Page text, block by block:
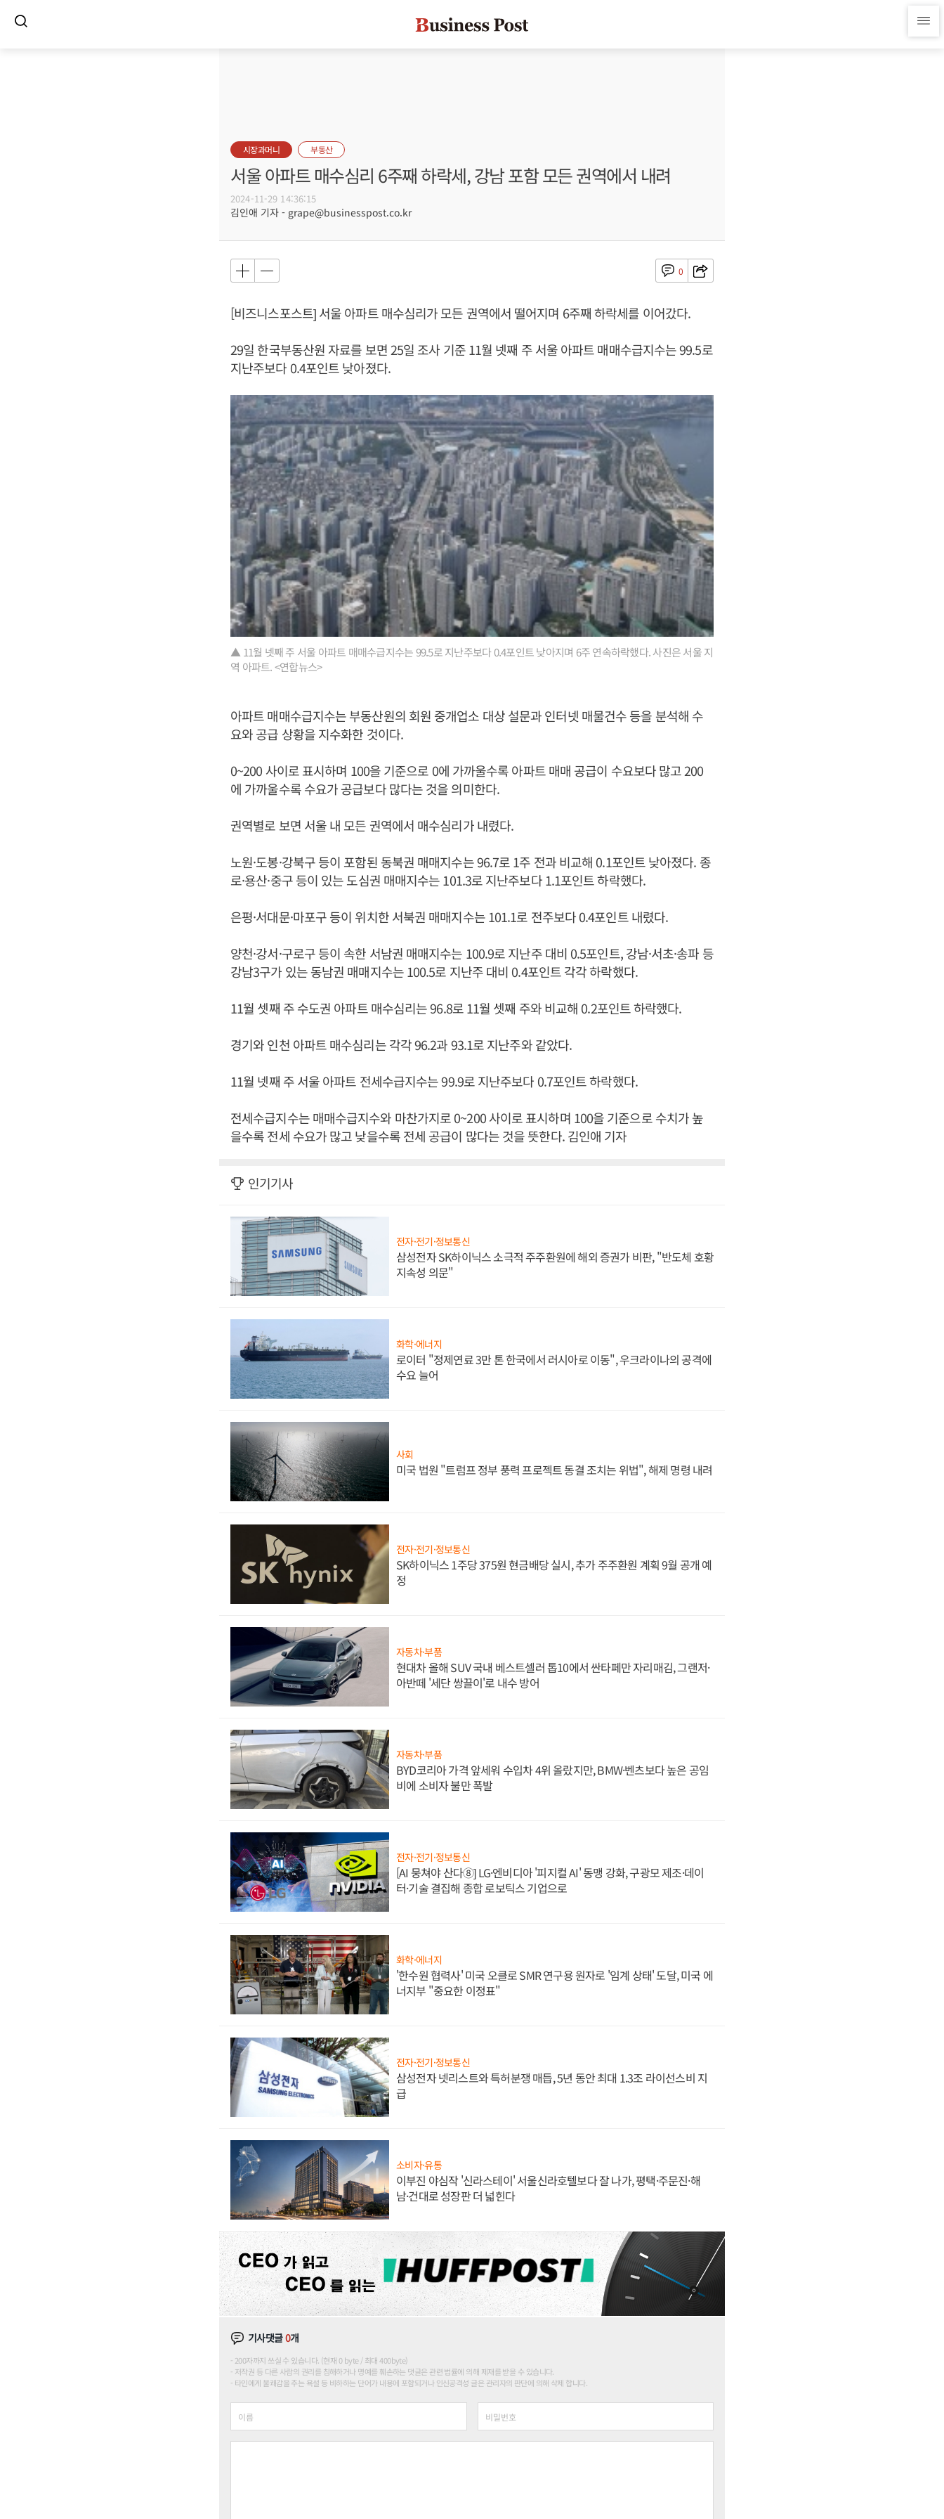
시장과머니 부동산
서울 아파트 매수심리 6주째 하락세, 강남 포함 모든 권역에서 내려
2024-11-29 14:36:15
김인애 기자 - grape@businesspost.co.kr
0
[비즈니스포스트] 서울 아파트 매수심리가 모든 권역에서 떨어지며 6주째 하락세를 이어갔다.
29일 한국부동산원 자료를 보면 25일 조사 기준 11월 넷째 주 서울 아파트 매매수급지수는 99.5로
지난주보다 0.4포인트 낮아졌다.
▲ 11월 넷째 주 서울 아파트 매매수급지수는 99.5로 지난주보다 0.4포인트 낮아지며 6주 연속하락했다. 사진은 서울 지
역 아파트. <연합뉴스>
아파트 매매수급지수는 부동산원의 회원 중개업소 대상 설문과 인터넷 매물건수 등을 분석해 수
요와 공급 상황을 지수화한 것이다.
0~200 사이로 표시하며 100을 기준으로 0에 가까울수록 아파트 매매 공급이 수요보다 많고 200
에 가까울수록 수요가 공급보다 많다는 것을 의미한다.
권역별로 보면 서울 내 모든 권역에서 매수심리가 내렸다.
노원·도봉·강북구 등이 포함된 동북권 매매지수는 96.7로 1주 전과 비교해 0.1포인트 낮아졌다. 종
로·용산·중구 등이 있는 도심권 매매지수는 101.3로 지난주보다 1.1포인트 하락했다.
은평·서대문·마포구 등이 위치한 서북권 매매지수는 101.1로 전주보다 0.4포인트 내렸다.
양천·강서·구로구 등이 속한 서남권 매매지수는 100.9로 지난주 대비 0.5포인트, 강남·서초·송파 등
강남3구가 있는 동남권 매매지수는 100.5로 지난주 대비 0.4포인트 각각 하락했다.
11월 셋째 주 수도권 아파트 매수심리는 96.8로 11월 셋째 주와 비교해 0.2포인트 하락했다.
경기와 인천 아파트 매수심리는 각각 96.2과 93.1로 지난주와 같았다.
11월 넷째 주 서울 아파트 전세수급지수는 99.9로 지난주보다 0.7포인트 하락했다.
전세수급지수는 매매수급지수와 마찬가지로 0~200 사이로 표시하며 100을 기준으로 수치가 높
을수록 전세 수요가 많고 낮을수록 전세 공급이 많다는 것을 뜻한다. 김인애 기자
인기기사
전자·전기·정보통신
삼성전자 SK하이닉스 소극적 주주환원에 해외 증권가 비판, "반도체 호황
지속성 의문"
화학·에너지
로이터 "정제연료 3만 톤 한국에서 러시아로 이동", 우크라이나의 공격에
수요 늘어
사회
미국 법원 "트럼프 정부 풍력 프로젝트 동결 조치는 위법", 해제 명령 내려
전자·전기·정보통신
SK하이닉스 1주당 375원 현금배당 실시, 추가 주주환원 계획 9월 공개 예
정
자동차·부품
현대차 올해 SUV 국내 베스트셀러 톱10에서 싼타페만 자리매김, 그랜저·
아반떼 '세단 쌍끌이'로 내수 방어
자동차·부품
BYD코리아 가격 앞세워 수입차 4위 올랐지만, BMW·벤츠보다 높은 공임
비에 소비자 불만 폭발
전자·전기·정보통신
[AI 뭉쳐야 산다⑧] LG·엔비디아 '피지컬 AI' 동맹 강화, 구광모 제조·데이
터·기술 결집해 종합 로보틱스 기업으로
화학·에너지
'한수원 협력사' 미국 오클로 SMR 연구용 원자로 '임계 상태' 도달, 미국 에
너지부 "중요한 이정표"
전자·전기·정보통신
삼성전자 넷리스트와 특허분쟁 매듭, 5년 동안 최대 1.3조 라이선스비 지
급
소비자·유통
이부진 야심작 '신라스테이' 서울신라호텔보다 잘 나가, 평택·주문진·해
남·건대로 성장판 더 넓힌다
기사댓글0개
200자까지 쓰실 수 있습니다. (현재 0 byte / 최대 400byte)
저작권 등 다른 사람의 권리를 침해하거나 명예를 훼손하는 댓글은 관련 법률에 의해 제재를 받을 수 있습니다.
타인에게 불쾌감을 주는 욕설 등 비하하는 단어가 내용에 포함되거나 인신공격성 글은 관리자의 판단에 의해 삭제 합니다.